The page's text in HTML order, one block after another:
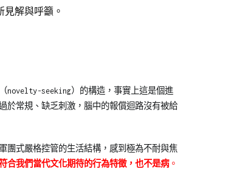
解與呼籲。
novelty-seeking）的構造，事實上這是個進
於常規、缺乏刺激，腦中的報償迴路沒有被給
團式嚴格控管的生活結構，感到極為不耐與焦
合我們當代文化期待的行為特徵，也不是病。